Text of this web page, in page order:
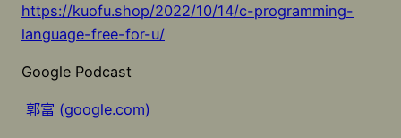
https://kuofu.shop/2022/10/14/c-programming-
language-free-for-u/
Google Podcast
郭富 (google.com)